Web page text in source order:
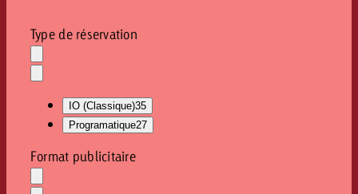
Type de réservation
Effacer
la
Ouvrir
menu
déroulant
IO (Classique)35
Programatique27
Format publicitaire
Effacer